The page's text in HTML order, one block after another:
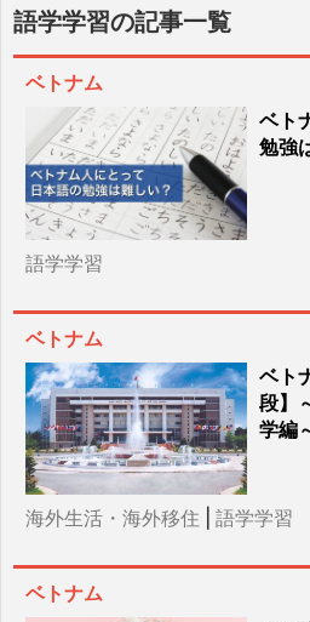
語学学習の記事一覧
ベトナム
ベト
勉強
語学学習
ベトナム
ベト
段】
学編
海外生活・海外移住 語学学習
ベトナム